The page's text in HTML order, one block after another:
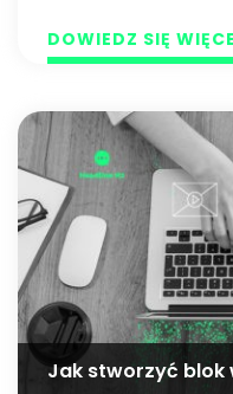
DOWIEDZ SIĘ
Jak stworzyć blok